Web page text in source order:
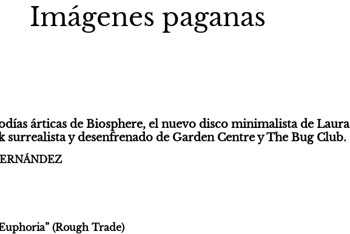
Imágenes paganas
árticas de Biosphere, el nuevo disco minimalista de Laura
surrealista y desenfrenado de Garden Centre y The Bug Club.
(Rough Trade)